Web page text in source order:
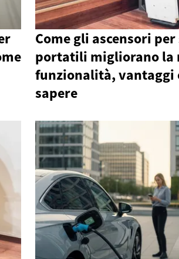
Come gli ascensori per
portatili migliorano la
funzionalità, vantaggi
sapere